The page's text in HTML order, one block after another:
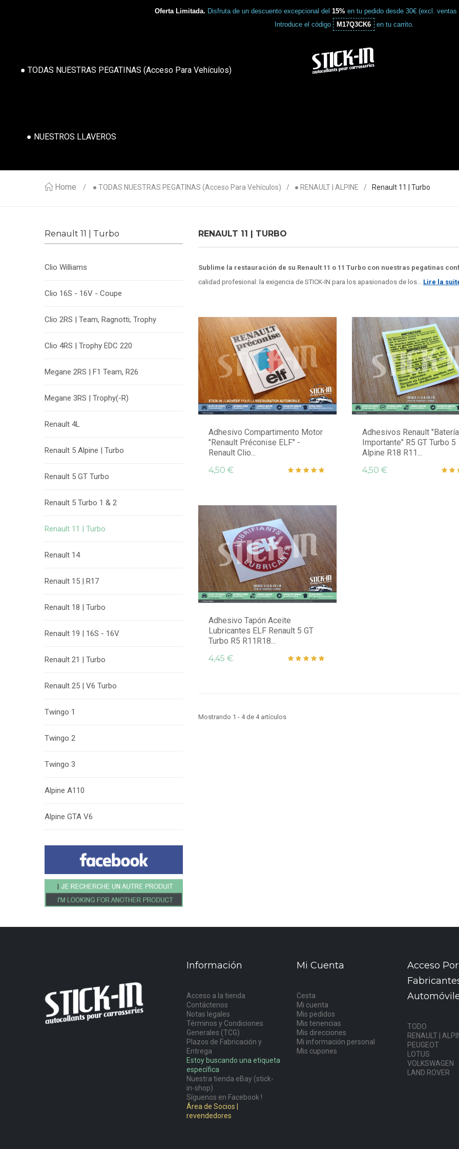
Oferta Limitada. Disfruta de un descuento excepcional del 15% en tu pedido desde 30€ (excl.
Introduce el código
M17Q3CK6 en tu carrito.
● TODAS NUESTRAS PEGATINAS (acceso Para Vehículos)
● NUESTROS LLAVEROS
Home ● TODAS NUESTRAS PEGATINAS (acceso Para Vehículos) ● RENAULT | ALPINE Renault 11 | Turbo
Renault 11 | Turbo
Clio Williams
Clio 16S - 16V - Coupe
Clio 2RS | Team, Ragnotti, Trophy
Clio 4RS | Trophy EDC 220
Megane 2RS | F1 Team, R26
Megane 3RS | Trophy(-R)
Renault 4L
Renault 5 Alpine | Turbo
Renault 5 GT Turbo
Renault 5 Turbo 1 & 2
Renault 11 | Turbo
Renault 14
Renault 15 | R17
Renault 18 | Turbo
Renault 19 | 16S - 16V
Renault 21 | Turbo
Renault 25 | V6 Turbo
Twingo 1
Twingo 2
Twingo 3
Alpine A110
Alpine GTA V6
RENAULT 11 | TURBO
Sublime la restauración de su Renault 11 o 11 Turbo con nuestras pegatinas
calidad profesional: la exigencia de STICK-IN para los apasionados de los... Lire la
Adhesivo Compartimento Motor
"Renault Préconise ELF" -
Renault Clio...
4,50 €
Adhesivos Renault "Batería
Importante" R5 GT Turbo 5
Alpine R18 R11...
4,50 €
Adhesivo Tapón Aceite
Lubricantes ELF Renault 5 GT
Turbo R5 R11R18...
4,45 €
Mostrando 1 - 4 de 4 artículos
Información
Acceso a la tienda
Contáctenos
Notas legales
Términos y Condiciones
Generales (TCG)
Plazos de Fabricación y
Entrega
Estoy buscando una etiqueta
específica
Nuestra tienda eBay (stick-
in-shop)
Síguenos en Facebook !
Área de Socios |
revendedores
Mi Cuenta
Cesta
Mi cuenta
Mis pedidos
Mis tenencias
Mis direcciones
Mi información personal
Mis cupones
Acceso Por
TODO
RENAULT |
PEUGEOT
LOTUS
VOLKSWAGEN
LAND ROVER